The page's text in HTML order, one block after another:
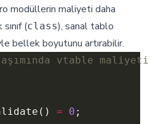
modüllerin maliyeti daha
(class), sanal tablo
bellek boyutunu artırabilir.
= 0